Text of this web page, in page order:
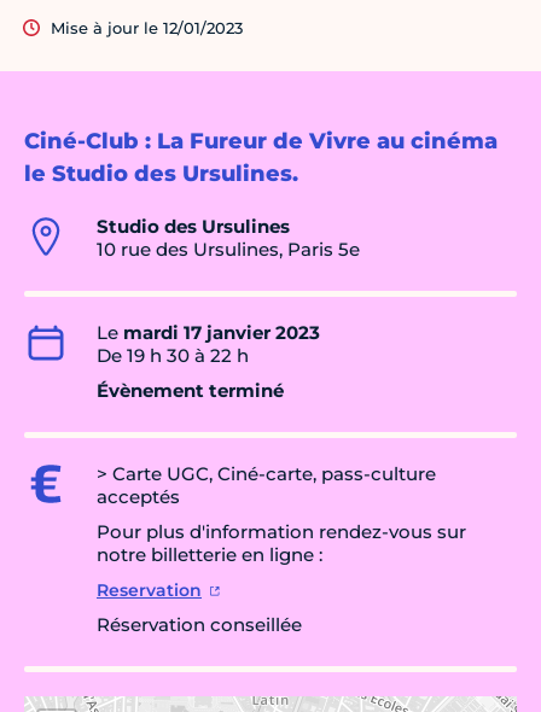
Ciné-Club : La Fureur de Vivre au cinéma
le Studio des Ursulines.
Studio des Ursulines
10 rue des Ursulines, Paris 5e
Le mardi 17 janvier 2023
De 19 h 30 à 22 h
Évènement terminé
> Carte UGC, Ciné-carte, pass-culture
acceptés
Pour plus d'information rendez-vous sur
notre billetterie en ligne :
Reservation
Réservation conseillée
Mise à jour le 12/01/2023